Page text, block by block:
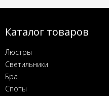
Каталог товаров
Люстры
Светильники
Бра
Споты